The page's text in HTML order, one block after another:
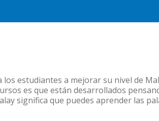
estudiantes a mejorar su nivel de
es que están desarrollados
significa que puedes aprender las